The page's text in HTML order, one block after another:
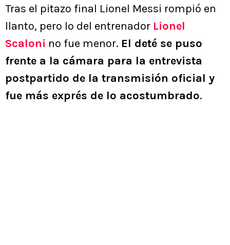
Tras el pitazo final Lionel Messi rompió en
llanto, pero lo del entrenador Lionel
Scaloni no fue menor. El deté se puso
frente a la cámara para la entrevista
postpartido de la transmisión oficial y
fue más exprés de lo acostumbrado.